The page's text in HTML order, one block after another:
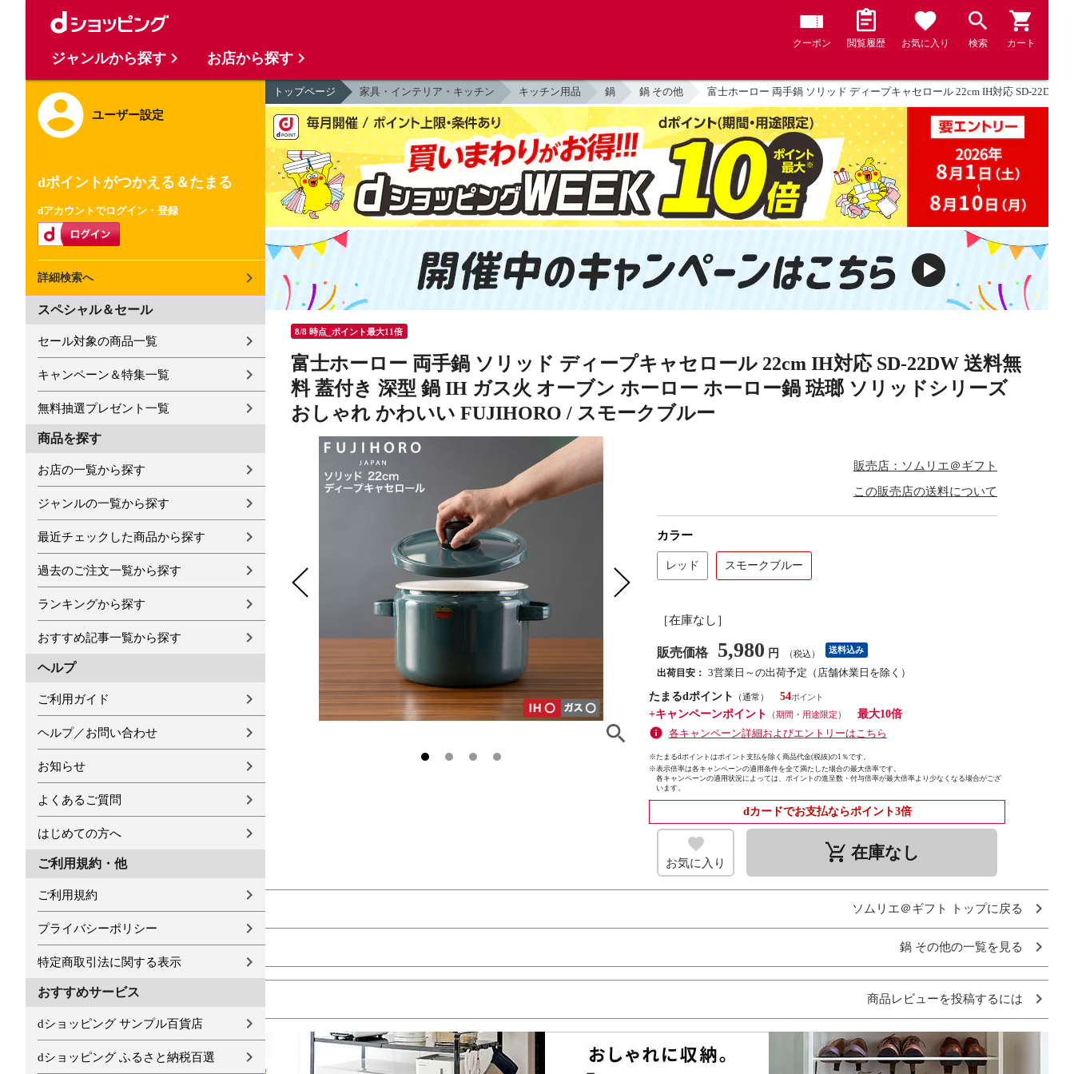
クーポン 閲覧履歴 お気に入り 検索 カート
ユーザー設定
dポイントがつかえる＆たまる
dアカウントでログイン・登録
詳細検索へ
スペシャル＆セール
セール対象の商品一覧
キャンペーン＆特集一覧
無料抽選プレゼント一覧
商品を探す
お店の一覧から探す
ジャンルの一覧から探す
最近チェックした商品から探す
過去のご注文一覧から探す
ランキングから探す
おすすめ記事一覧から探す
ヘルプ
ご利用ガイド
ヘルプ／お問い合わせ
お知らせ
よくあるご質問
はじめての方へ
ご利用規約・他
ご利用規約
プライバシーポリシー
特定商取引法に関する表示
おすすめサービス
dショッピング サンプル百貨店
dショッピング ふるさと納税百選
トップページ 家具・インテリア・キッチン キッチン用品 鍋 鍋 その他 富士ホーロー 両手鍋 ソリッド ディープキャセロール 22cm IH対応 SD-22DW
8/8 時点_ポイント最大11倍
富士ホーロー 両手鍋 ソリッド ディープキャセロール 22cm IH対応 SD-22DW 送料無
料 蓋付き 深型 鍋 IH ガス火 オーブン ホーロー ホーロー鍋 琺瑯 ソリッドシリーズ
おしゃれ かわいい FUJIHORO / スモークブルー
販売店：ソムリエ＠ギフト
この販売店の送料について
カラー
レッド スモークブルー
［在庫なし］
販売価格 5,980 円 （税込） 送料込み
出荷目安： 3営業日～の出荷予定（店舗休業日を除く）
たまるdポイント
（通常）
54
+キャンペーンポイント
（期間・用途限定）
最大10倍
各キャンペーン詳細およびエントリーはこちら
※たまるdポイントはポイント支払を除く商品代金(税抜)の1％です。
※表示倍率は各キャンペーンの適用条件を全て満たした場合の最大倍率です。
各キャンペーンの適用状況によっては、ポイントの進呈数・付与倍率が最大倍率より少なくなる場合がござ
います。
dカードでお支払ならポイント3倍
お気に入り remove_shopping_cart 在庫なし
ソムリエ＠ギフト トップに戻る
鍋 その他の一覧を見る
商品レビューを投稿するには
ジャンルから探す お店から探す